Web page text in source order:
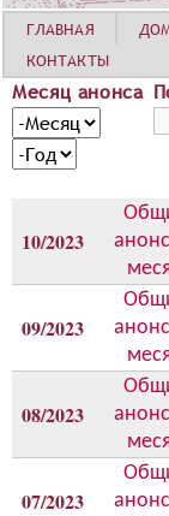
Месяц анонса
М
е
с
н
н
М
е
с
Г
о
10/2023
09/2023
08/2023
07/2023
ГЛАВНАЯ
КОНТАКТЫ